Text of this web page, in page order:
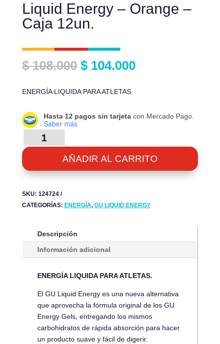
Liquid Energy – Orange –
Caja 12un.
$108.000 El
precio
original
era:
$ 108.000.
$104.000El
$ 104.000.
ENERGÍA LIQUIDA PARA ATLETAS.
Hasta 12 pagos sin tarjetacon Mercado Pago.
Saber más
LIQUID
ENERGY
-
ORANGE
CAJA
12UN.
AÑADIR AL CARRITO
SKU: 124724
CATEGORÍAS: ENERGÍA, GU LIQUID ENERGY
Descripción
Información adicional
ENERGÍA LIQUIDA PARA ATLETAS.
El GU Liquid Energy es una nueva alternativa
que aprovecha la fórmula original de los GU
Energy Gels, entregando los mismos
carbohidratos de rápida absorción para hacer
un producto suave y fácil de digerir.